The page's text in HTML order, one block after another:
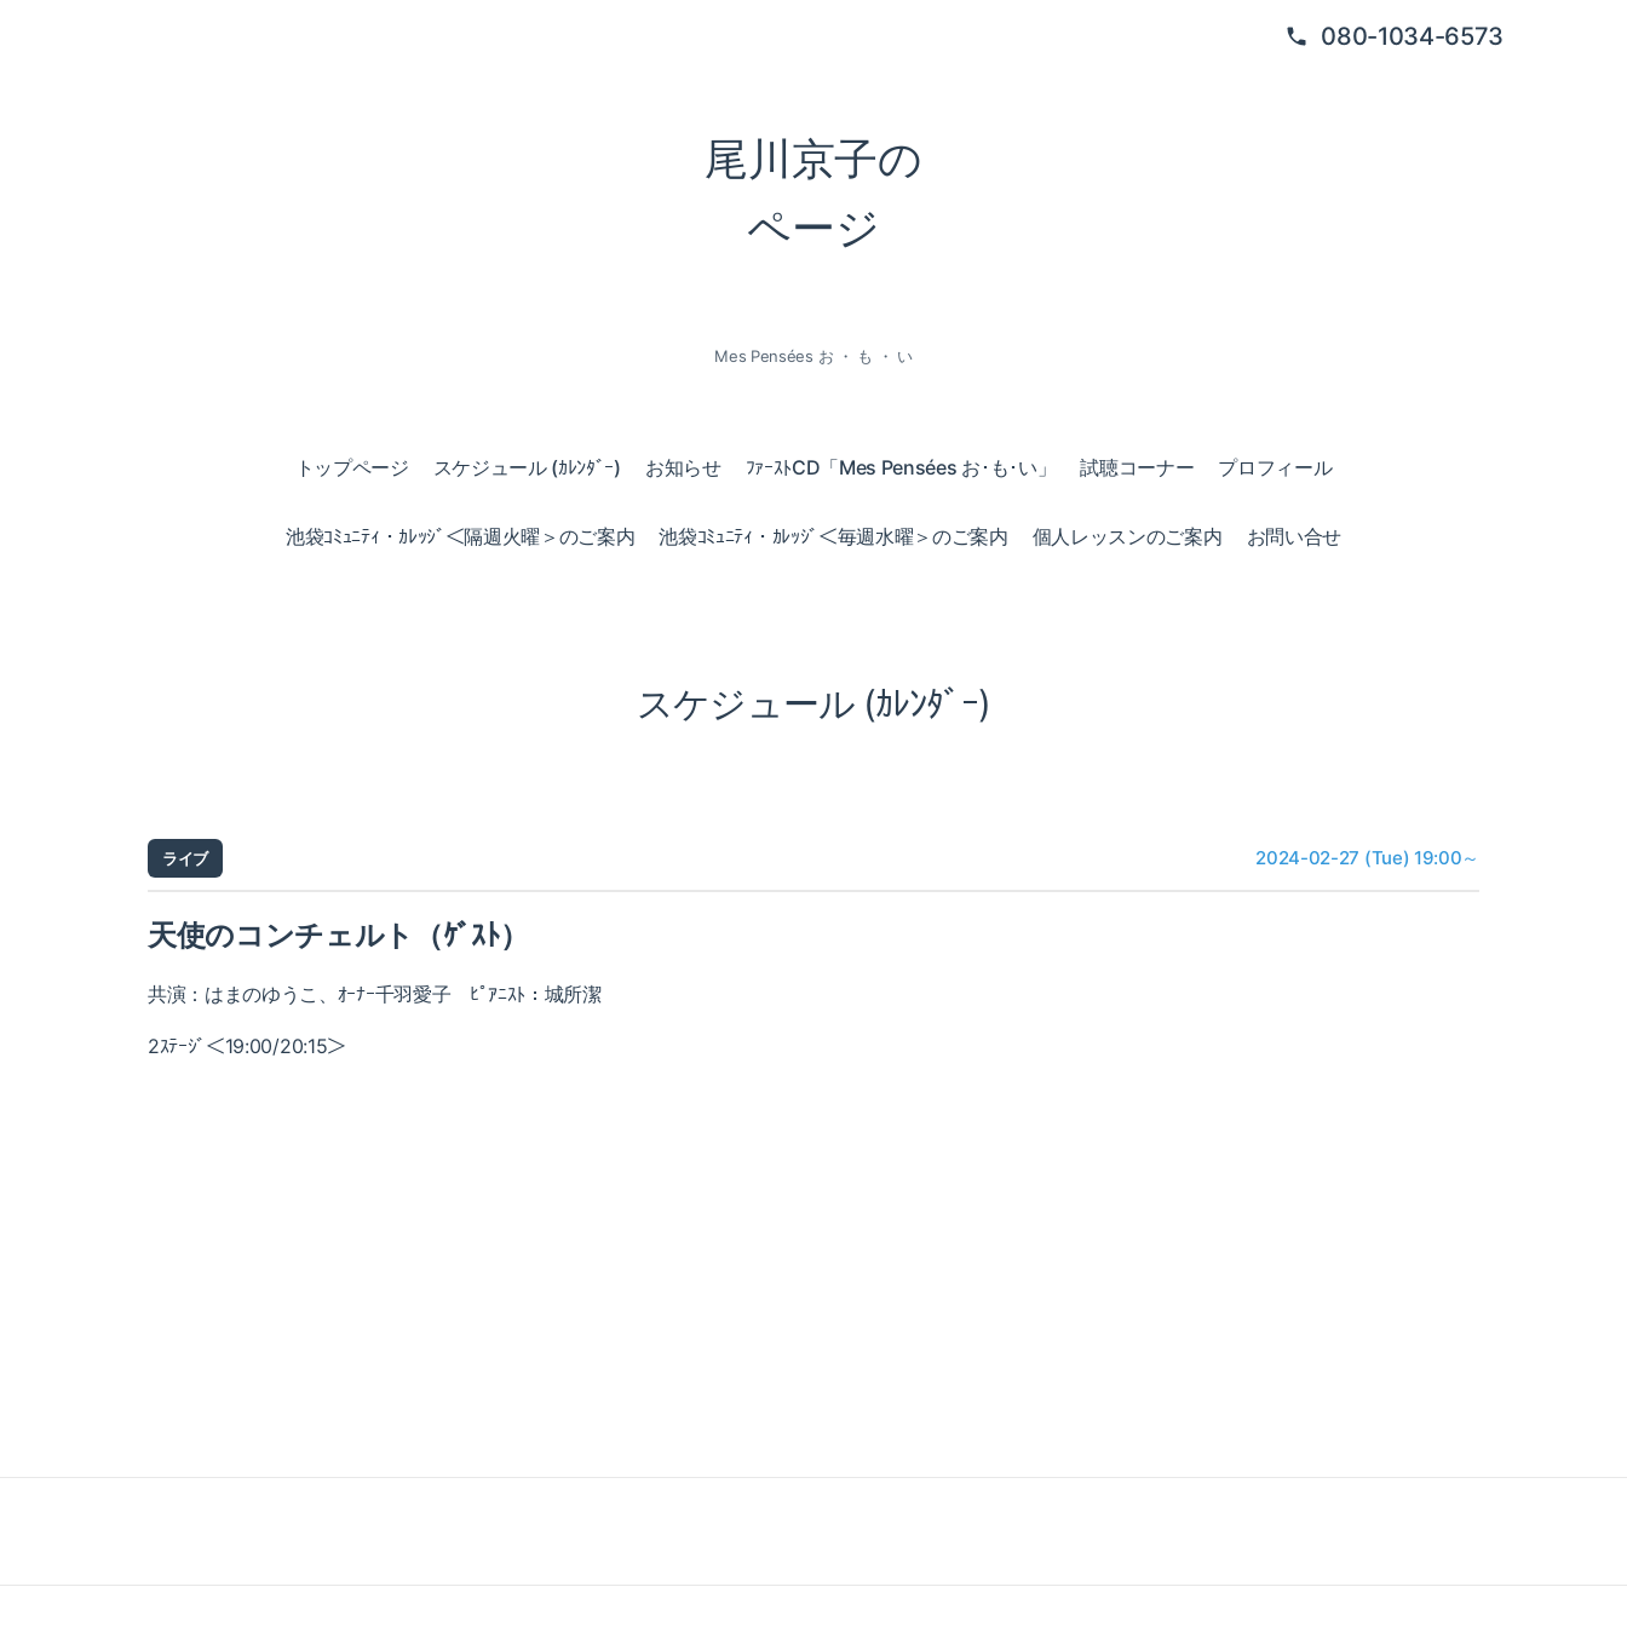
080-1034-6573
尾川京子の
ページ
Mes Pensées お ・ も ・ い
トップページ スケジュール (ｶﾚﾝﾀﾞｰ) お知らせ ﾌｧｰｽﾄCD「Mes Pensées お･も･い」 試聴コーナー プロフィール
池袋ｺﾐｭﾆﾃｨ・ｶﾚｯｼﾞ＜隔週火曜＞のご案内 池袋ｺﾐｭﾆﾃｨ・ｶﾚｯｼﾞ＜毎週水曜＞のご案内 個人レッスンのご案内 お問い合せ
スケジュール (ｶﾚﾝﾀﾞｰ)
ライブ 2024-02-27 (Tue) 19:00～
天使のコンチェルト（ｹﾞｽﾄ）
共演：はまのゆうこ、ｵｰﾅｰ千羽愛子 ﾋﾟｱﾆｽﾄ：城所潔
2ｽﾃｰｼﾞ＜19:00/20:15＞